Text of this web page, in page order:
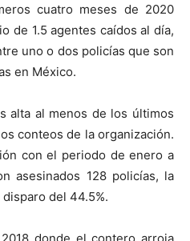
cuatro meses de 2020
de 1.5 agentes caídos al día,
uno o dos policías que son
en México.
alta al menos de los últimos
conteos de la organización.
con el periodo de enero a
asesinados 128 policías, la
del 44.5%.